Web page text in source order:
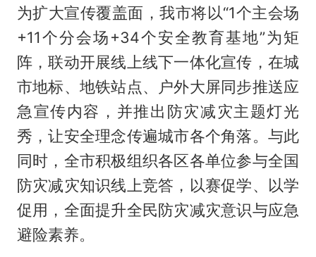
为扩大宣传覆盖面，我市将以“1个主会场
+11个分会场+34个安全教育基地”为矩
阵，联动开展线上线下一体化宣传，在城
市地标、地铁站点、户外大屏同步推送应
急宣传内容，并推出防灾减灾主题灯光
秀，让安全理念传遍城市各个角落。与此
同时，全市积极组织各区各单位参与全国
防灾减灾知识线上竞答，以赛促学、以学
促用，全面提升全民防灾减灾意识与应急
避险素养。